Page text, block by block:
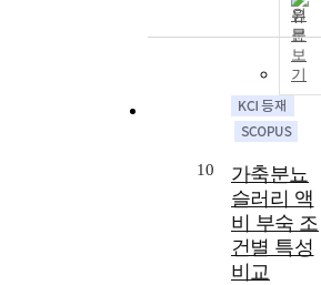
원
문
보
기
10
가축분뇨
슬러리 액
비 부숙 조
건별 특성
비교